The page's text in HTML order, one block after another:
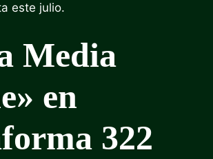
este julio.
Media
en
322